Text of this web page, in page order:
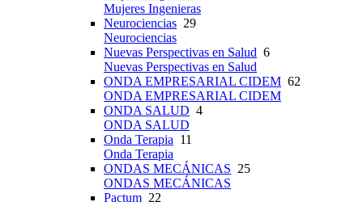
Mujeres Ingenieras
Neurociencias 29
Neurociencias
Nuevas Perspectivas en Salud 6
Nuevas Perspectivas en Salud
ONDA EMPRESARIAL CIDEM 62
ONDA EMPRESARIAL CIDEM
ONDA SALUD 4
ONDA SALUD
Onda Terapia 11
Onda Terapia
ONDAS MECÁNICAS 25
ONDAS MECÁNICAS
Pactum 22